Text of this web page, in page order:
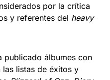
por la crítica
y referentes del heavy
publicado álbumes con
listas de éxitos y